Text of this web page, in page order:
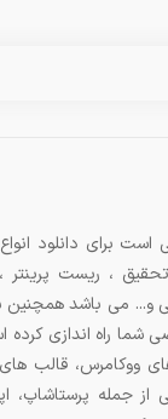
برای دانلود
تحقیق ، ریست
و... می باشد
شما راه اندازی
ووکامرس، قالب
از جمله پرستاشاپ،